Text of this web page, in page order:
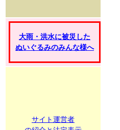
大雨・洪水に被災した
ぬいぐるみのみんな様へ
サイト運営者